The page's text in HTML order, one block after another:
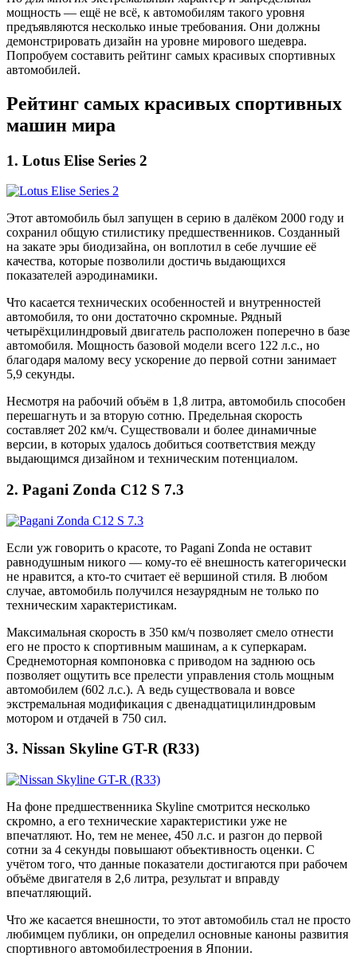
мощность — ещё не всё, к автомобилям такого уровня
предъявляются несколько иные требования. Они должны
демонстрировать дизайн на уровне мирового шедевра.
Попробуем составить рейтинг самых красивых спортивных
автомобилей.
Рейтинг самых красивых спортивных
машин мира
1. Lotus Elise Series 2
Этот автомобиль был запущен в серию в далёком 2000 году и
сохранил общую стилистику предшественников. Созданный
на закате эры биодизайна, он воплотил в себе лучшие её
качества, которые позволили достичь выдающихся
показателей аэродинамики.
Что касается технических особенностей и внутренностей
автомобиля, то они достаточно скромные. Рядный
четырёхцилиндровый двигатель расположен поперечно в базе
автомобиля. Мощность базовой модели всего 122 л.с., но
благодаря малому весу ускорение до первой сотни занимает
5,9 секунды.
Несмотря на рабочий объём в 1,8 литра, автомобиль способен
перешагнуть и за вторую сотню. Предельная скорость
составляет 202 км/ч. Существовали и более динамичные
версии, в которых удалось добиться соответствия между
выдающимся дизайном и техническим потенциалом.
2. Pagani Zonda C12 S 7.3
Если уж говорить о красоте, то Pagani Zonda не оставит
равнодушным никого — кому-то её внешность категорически
не нравится, а кто-то считает её вершиной стиля. В любом
случае, автомобиль получился незаурядным не только по
техническим характеристикам.
Максимальная скорость в 350 км/ч позволяет смело отнести
его не просто к спортивным машинам, а к суперкарам.
Среднемоторная компоновка с приводом на заднюю ось
позволяет ощутить все прелести управления столь мощным
автомобилем (602 л.с.). А ведь существовала и вовсе
экстремальная модификация с двенадцатицилиндровым
мотором и отдачей в 750 сил.
3. Nissan Skyline GT-R (R33)
На фоне предшественника Skyline смотрится несколько
скромно, а его технические характеристики уже не
впечатляют. Но, тем не менее, 450 л.с. и разгон до первой
сотни за 4 секунды повышают объективность оценки. С
учётом того, что данные показатели достигаются при рабочем
объёме двигателя в 2,6 литра, результат и вправду
впечатляющий.
Что же касается внешности, то этот автомобиль стал не просто
любимцем публики, он определил основные каноны развития
спортивного автомобилестроения в Японии.